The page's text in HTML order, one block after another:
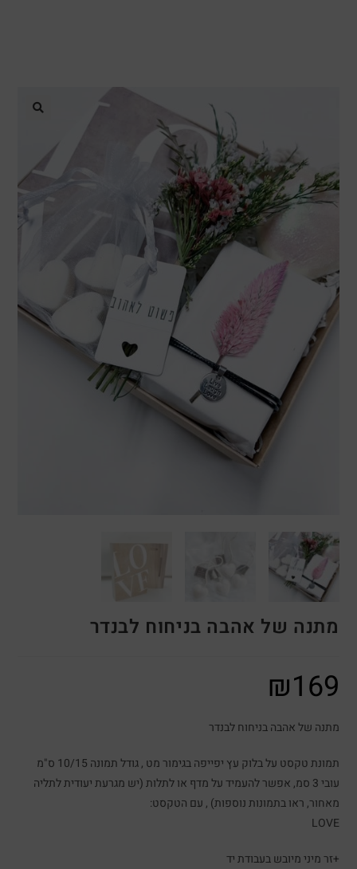
מתנה של אהבה בניחוח לבנדר
₪169
מתנה של אהבה בניחוח לבנדר
תמונת טקסט על בלוק עץ יפייפה בגימור מט , גודל תמונה 10/15 ס"מ
עובי 3 סמ, אפשר להעמיד על מדף או לתלות (יש מגרעת יעודית לתליה
מאחור, ראו בתמונות נוספות) , עם הטקסט:
LOVE
+זר מיני מיובש בעבודת יד